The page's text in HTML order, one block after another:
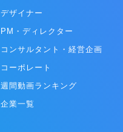
デザイナー
PM・ディレクター
コンサルタント・経営企画
コーポレート
週間動画ランキング
企業一覧